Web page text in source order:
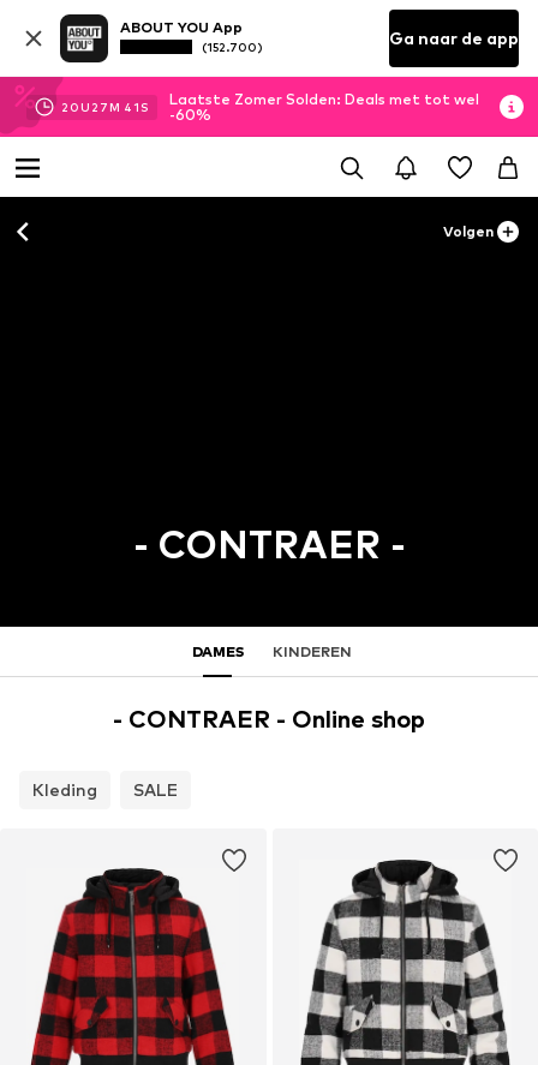
ABOUT YOU App
(152.700) Ga naar de app
20U 27M 41 S
Laatste Zomer Solden: Deals met tot wel
-60%
Volgen
- CONTRAER -
DAMES KINDEREN
- CONTRAER - Online shop
Kleding SALE